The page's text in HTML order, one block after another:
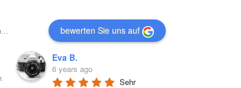
bewerten Sie uns auf
Eva B.
6 years ago
Sehr